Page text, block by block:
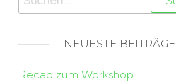
NEUESTE BEITRÄGE
Recap zum Workshop